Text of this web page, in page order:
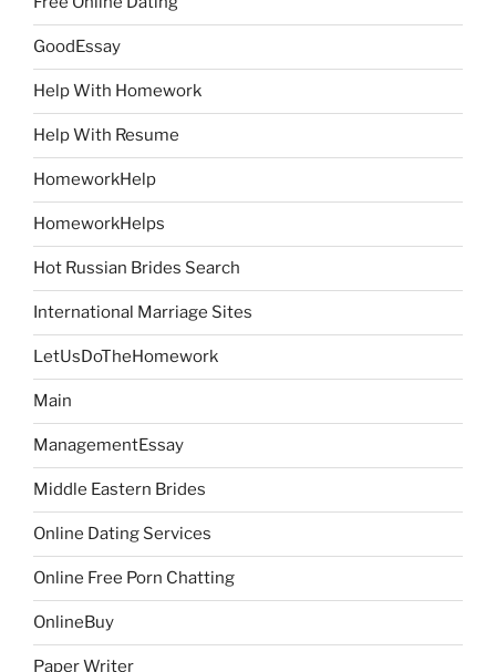
GoodEssay
Help With Homework
Help With Resume
HomeworkHelp
HomeworkHelps
Hot Russian Brides Search
International Marriage Sites
LetUsDoTheHomework
Main
ManagementEssay
Middle Eastern Brides
Online Dating Services
Online Free Porn Chatting
OnlineBuy
Paper Writer